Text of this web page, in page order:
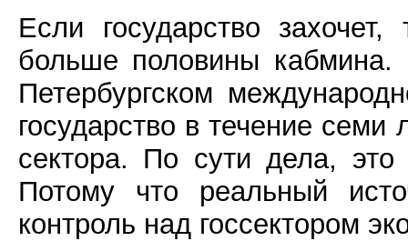
Если государство
больше половины
Петербургском
государство в течение семи
сектора. По сути дела,
Потому что реальный
контроль над госсектором